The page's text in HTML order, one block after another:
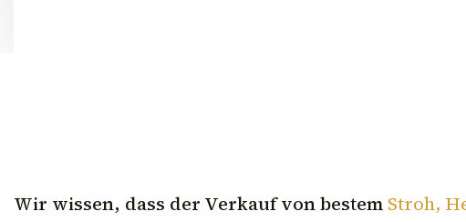
Wir wissen, dass der Verkauf von bestem Stroh,